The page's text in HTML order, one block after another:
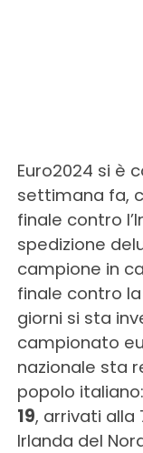
Euro2024 si è
settimana fa,
finale contro
spedizione
campione in
finale contro
giorni si sta
campionato
nazionale sta
popolo
19, arrivati alla
Irlanda del